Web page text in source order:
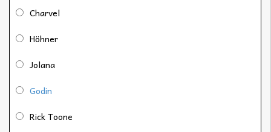
Charvel
Höhner
Jolana
Godin
Rick Toone